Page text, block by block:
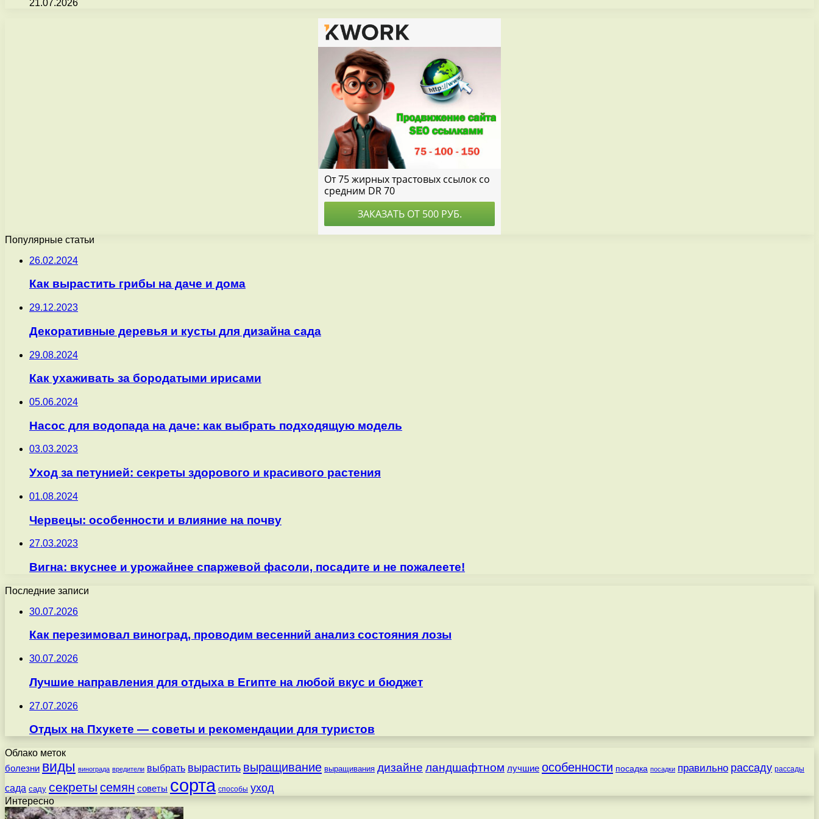
21.07.2026
Популярные статьи
26.02.2024
Как вырастить грибы на даче и дома
29.12.2023
Декоративные деревья и кусты для дизайна сада
29.08.2024
Как ухаживать за бородатыми ирисами
05.06.2024
Насос для водопада на даче: как выбрать подходящую модель
03.03.2023
Уход за петунией: секреты здорового и красивого растения
01.08.2024
Червецы: особенности и влияние на почву
27.03.2023
Вигна: вкуснее и урожайнее спаржевой фасоли, посадите и не пожалеете!
Последние записи
30.07.2026
Как перезимовал виноград, проводим весенний анализ состояния лозы
30.07.2026
Лучшие направления для отдыха в Египте на любой вкус и бюджет
27.07.2026
Отдых на Пхукете — советы и рекомендации для туристов
Облако меток
болезни виды винограда вредители выбрать вырастить выращивание выращивания дизайне ландшафтном лучшие особенности посадка посадки правильно рассаду рассады
сада саду секреты семян советы сорта способы уход
Интересно